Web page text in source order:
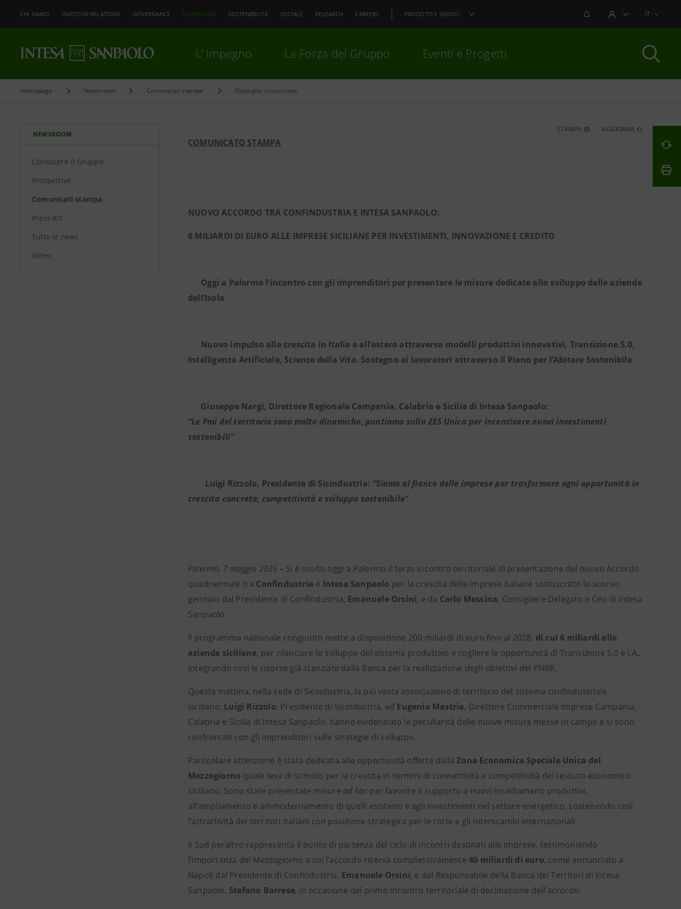
CHI SIAMO INVESTOR RELATIONS GOVERNANCE NEWSROOM SOSTENIBILITÀ SOCIALE RESEARCH CAREERS PRODOTTI E SERVIZI NOTIFICHEAREA UTENTEIT
L’ Impegno La Forza del Gruppo Eventi e Progetti
Homepage Newsroom Comunicati stampa Dettaglio comunicato
NEWSROOM
Conoscere il Gruppo
Prospettive
Comunicati stampa
Press Kit
Tutte le news
Video
STAMPA AGGIORNA
COMUNICATO STAMPA
NUOVO ACCORDO TRA CONFINDUSTRIA E INTESA SANPAOLO:
6 MILIARDI DI EURO ALLE IMPRESE SICILIANE PER INVESTIMENTI, INNOVAZIONE E CREDITO
· Oggi a Palermo l’incontro con gli imprenditori per presentare le misure dedicate allo sviluppo delle aziende
dell’Isola
· Nuovo impulso alla crescita in Italia e all’estero attraverso modelli produttivi innovativi, Transizione 5.0,
Intelligenza Artificiale, Scienze della Vita. Sostegno ai lavoratori attraverso il Piano per l’Abitare Sostenibile
· Giuseppe Nargi, Direttore Regionale Campania, Calabria e Sicilia di Intesa Sanpaolo:
“Le Pmi del territorio sono molto dinamiche, puntiamo sulla ZES Unica per incentivare nuovi investimenti
sostenibili”
· Luigi Rizzolo, Presidente di Sicindustria: “Siamo al fianco delle imprese per trasformare ogni opportunità in
crescita concreta, competitività e sviluppo sostenibile”
Palermo, 7 maggio 2025 – Si è svolto oggi a Palermo il terzo incontro territoriale di presentazione del nuovo Accordo
quadriennale tra Confindustria e Intesa Sanpaolo per la crescita delle imprese italiane sottoscritto lo scorso
gennaio dal Presidente di Confindustria, Emanuele Orsini, e da Carlo Messina, Consigliere Delegato e Ceo di Intesa
Sanpaolo.
Il programma nazionale congiunto mette a disposizione 200 miliardi di euro fino al 2028, di cui 6 miliardi alle
aziende siciliane, per rilanciare lo sviluppo del sistema produttivo e cogliere le opportunità di Transizione 5.0 e I.A.,
integrando così le risorse già stanziate dalla Banca per la realizzazione degli obiettivi del PNRR.
Questa mattina, nella sede di Sicindustria, la più vasta associazione di territorio del sistema confindustriale
siciliano, Luigi Rizzolo, Presidente di Sicindustria, ed Eugenio Mastria, Direttore Commerciale Imprese Campania,
Calabria e Sicilia di Intesa Sanpaolo, hanno evidenziato le peculiarità delle nuove misure messe in campo e si sono
confrontati con gli imprenditori sulle strategie di sviluppo.
Particolare attenzione è stata dedicata alle opportunità offerte dallaZona Economica Speciale Unica del
Mezzogiorno quale leva di stimolo per la crescita in termini di connettività e competitività del tessuto economico
siciliano. Sono state presentate misure ad hoc per favorire il supporto a nuovi insediamenti produttivi,
all’ampliamento e ammodernamento di quelli esistenti e agli investimenti nel settore energetico, sostenendo così
l’attrattività dei territori italiani con posizione strategica per le rotte e gli interscambi internazionali.
Il Sud peraltro rappresenta il punto di partenza del ciclo di incontri destinati alle imprese, testimoniando
l’importanza del Mezzogiorno a cui l’accordo riserva complessivamente40 miliardi di euro, come annunciato a
Napoli dal Presidente di Confindustria, Emanuele Orsini, e dal Responsabile della Banca dei Territori di Intesa
Sanpaolo, Stefano Barrese, in occasione del primo incontro territoriale di declinazione dell’accordo.